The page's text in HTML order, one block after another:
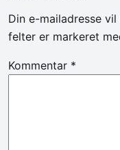
Din e-mailadresse
felter er markeret
Kommentar *